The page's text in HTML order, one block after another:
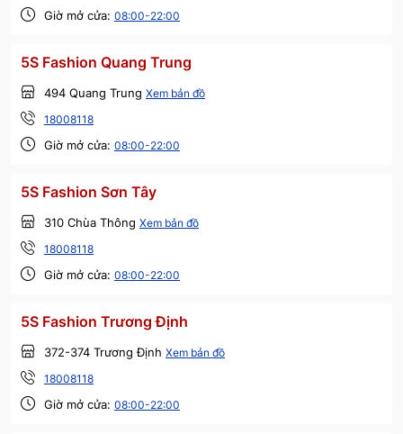
Giờ mở cửa: 08:00-22:00
5S Fashion Quang Trung
494 Quang Trung Xem bản đồ
18008118
Giờ mở cửa: 08:00-22:00
5S Fashion Sơn Tây
310 Chùa Thông Xem bản đồ
18008118
Giờ mở cửa: 08:00-22:00
5S Fashion Trương Định
372-374 Trương Định Xem bản đồ
18008118
Giờ mở cửa: 08:00-22:00